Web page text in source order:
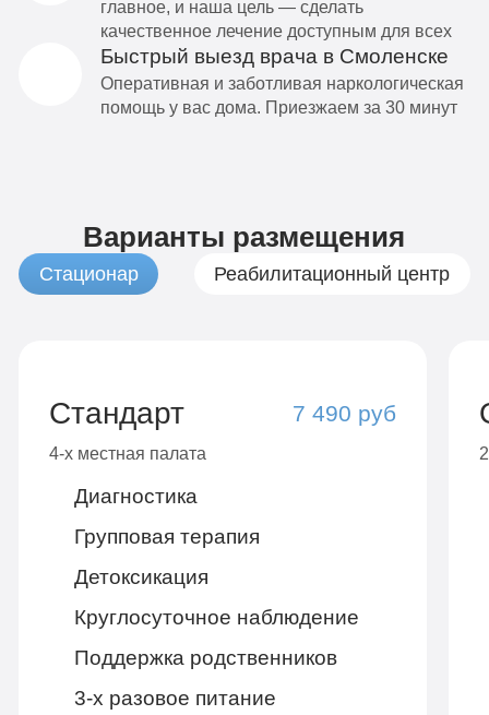
главное, и наша цель — сделать
качественное лечение доступным для всех
Быстрый выезд врача в Смоленске
Оперативная и заботливая наркологическая
помощь у вас дома. Приезжаем за 30 минут
Варианты размещения
Стационар Реабилитационный центр
Стандарт 7 490 руб
4-х местная палата
Диагностика
Групповая терапия
Детоксикация
Круглосуточное наблюдение
Поддержка родственников
3-х разовое питание